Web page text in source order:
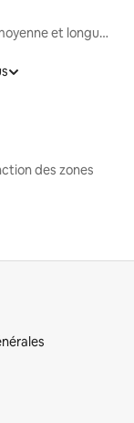
Locations moyenne et longue durée
des zones